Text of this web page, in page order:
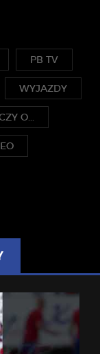
PB TV
WYJAZDY
O...